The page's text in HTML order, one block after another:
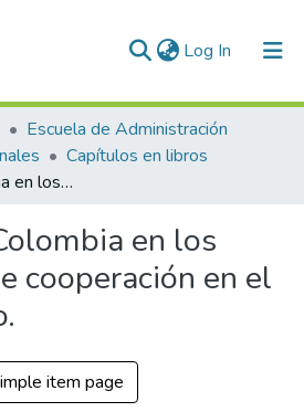
Log In (current)
Escuela de Administración
Capítulos en libros
Capitulo 6. Colombia en los escenarios de cooperación en el Asia-Pacífico.
en los
cooperación en el
item page